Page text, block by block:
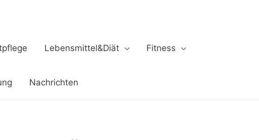
Lebensmittel&Diät Fitness
Nachrichten